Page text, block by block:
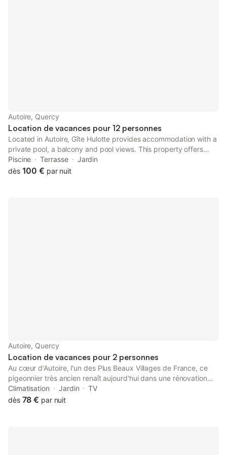
Autoire, Quercy
Location de vacances pour 12 personnes
Located in Autoire, Gîte Hulotte provides accommodation with a
private pool, a balcony and pool views. This property offers
access to a terrace and free private parking. The property is
non-smoking and is set 20 km from Monkey Forest.
Piscine Terrasse
Jardin
dès 100 € par nuit
Autoire, Quercy
Location de vacances pour 2 personnes
Au cœur d'Autoire, l'un des Plus Beaux Villages de France, ce
pigeonnier très ancien renaît aujourd'hui dans une rénovation
pleine de charme. Chargé d'histoire, il offre une vue apaisante
sur la falaise majestueuse, le Château des Anglais et la célèbre
Climatisation Jardin
TV
dès 78 € par nuit